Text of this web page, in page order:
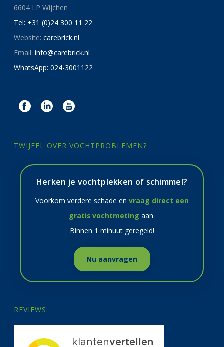
6604 LP Wijchen
Tel: +31 (0)24 300 11 22
Website:carebrick.nl
Email:info@carebrick.nl
WhatsApp: 024-3001122
TWIJFEL OVER VOCHTPROBLEMEN?
Herken je vochtplekken of schimmel?
Voorkom verdere schade en vraag direct een
gratis vochtmeting aan.
Binnen 1 minuut geregeld!
Nu aanvragen
REVIEWS: